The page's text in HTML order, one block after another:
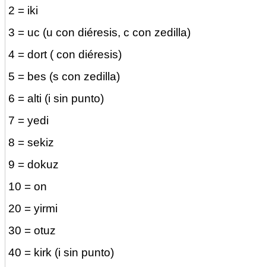
2 = iki
3 = uc (u con diéresis, c con zedilla)
4 = dort ( con diéresis)
5 = bes (s con zedilla)
6 = alti (i sin punto)
7 = yedi
8 = sekiz
9 = dokuz
10 = on
20 = yirmi
30 = otuz
40 = kirk (i sin punto)